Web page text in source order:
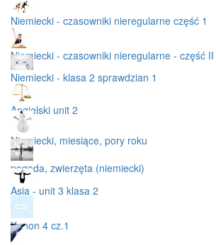
Niemiecki - czasowniki nieregularne część 1
Niemiecki - czasowniki nieregularne - część II
Niemiecki - klasa 2 sprawdzian 1
Angielski unit 2
Niemiecki, miesiące, pory roku
pogoda, zwierzęta (niemiecki)
Asia - unit 3 klasa 2
Kanon 4 cz.1